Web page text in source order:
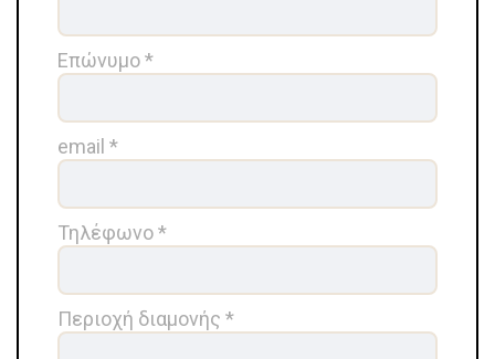
Επώνυμο *
email *
Τηλέφωνο *
Περιοχή διαμονής *